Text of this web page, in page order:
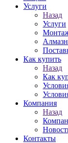
Услуги
Назад
Услуги
Как купить
Назад
Как
Компания
Назад
Контакты